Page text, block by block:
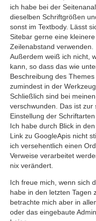
ich habe bei der
dieselben Schriftgrößen
sonst im Textbody. Lässt
Sitebar gerne eine
Zeilenabstand verwenden.
Außerdem weiß ich nicht,
kann, so dass das wie
Beschreibung des
zumindest in der
Schließlich sind bei
verschwunden. Das ist
Einstellung der
Ich habe durch Blick in
Link zu GoogleApis nicht
ich versehentlich einen
Verweise verarbeitet
nix verändert.
Ich freue mich, wenn sich
habe in den letzten Tagen
betrachte mich aber in
oder das eingebaute